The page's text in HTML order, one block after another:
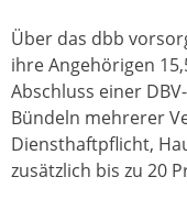
Über das dbb
ihre Angehörigen
Abschluss einer
Bündeln mehrerer
Diensthaftpflicht,
zusätzlich bis zu 20